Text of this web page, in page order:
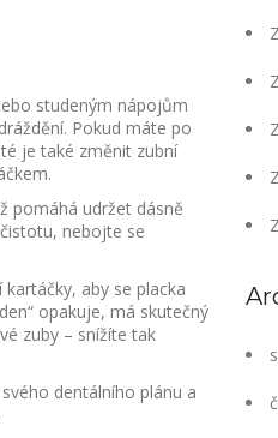
studeným nápojům
Pokud máte po
je také změnit zubní
pomáhá udržet dásně
nebojte se
aby se placka
opakuje, má skutečný
zuby – snížíte tak
dentálního plánu a